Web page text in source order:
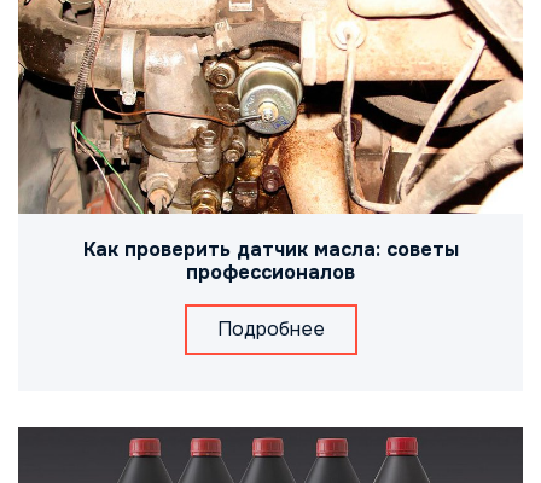
Как проверить датчик масла: советы
профессионалов
Подробнее